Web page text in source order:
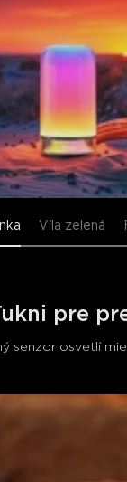
Víla zelená
pre
senzor osvetlí